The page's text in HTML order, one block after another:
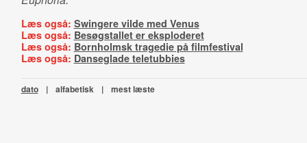
Læs også: Swingere vilde med Venus
Læs også: Besøgstallet er eksploderet
Læs også: Bornholmsk tragedie på filmfestival
Læs også: Danseglade teletubbies
dato | alfabetisk | mest læste